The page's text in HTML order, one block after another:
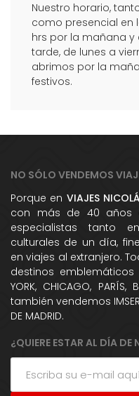
Nuestro horario,
como presencial en
hrs por la mañana y
tarde, de lunes a
abrimos por la
festivos.
NO SÓLO VENDEMOS
Porque en VIAJES
con más de 40 años
especialistas tanto
culturales de un día,
en viajes al extranjero.
destinos emblemáticos
YORK, CHICAGO,
también vendemos
DE MADRID.
¿QUIERE ESTAR AL DÍA DE